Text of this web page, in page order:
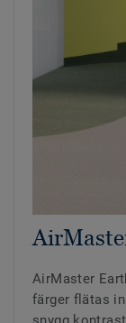
AirMaster
färger flätas